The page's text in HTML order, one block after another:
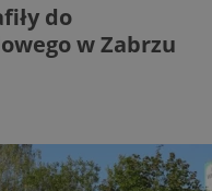
do
w Zabrzu